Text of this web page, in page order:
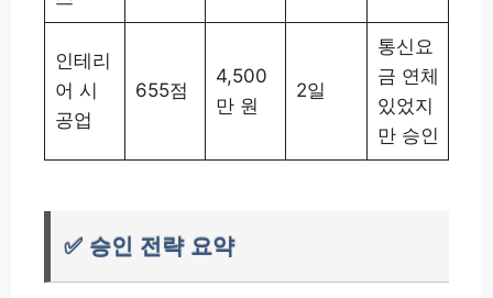
인테리
어 시
공업
655점
4,500
만 원
2일
통신요
금 연체
있었지
만 승인
✅ 승인 전략 요약